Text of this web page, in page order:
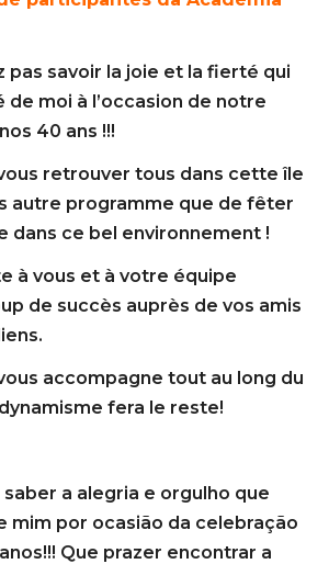
pas savoir la joie et la fierté qui
de moi à l’occasion de notre
40 ans !!!
retrouver tous dans cette île
autre programme que de fêter
dans ce bel environnement !
à vous et à votre équipe
de succès auprès de vos amis
accompagne tout au long du
fera le reste!
a alegria e orgulho que
mim por ocasião da celebração
Que prazer encontrar a